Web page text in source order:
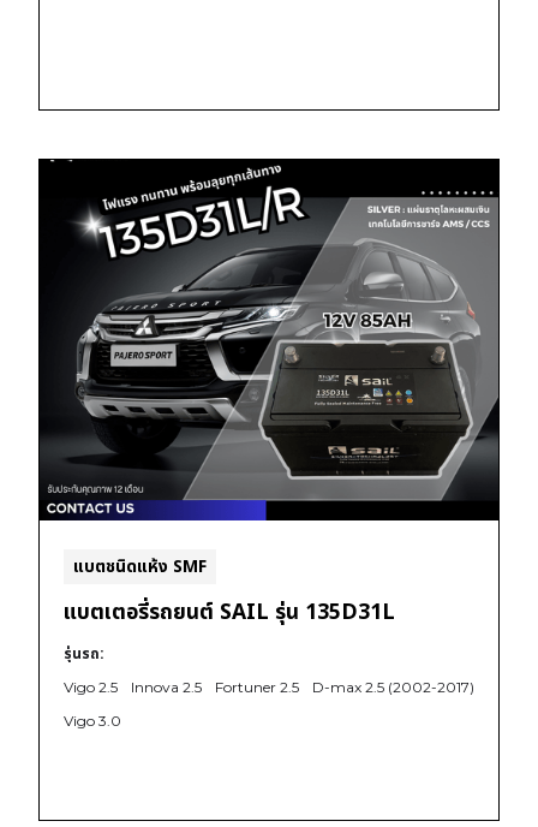
แบตชนิดแห้ง SMF
แบตเตอรี่รถยนต์ SAIL รุ่น 135D31L
รุ่นรถ:
Vigo 2.5 Innova 2.5 Fortuner 2.5
D-max 2.5 (2002-2017)
Vigo 3.0